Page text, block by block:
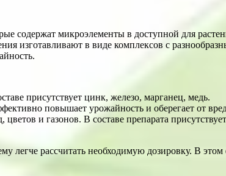
содержат микроэлементы в доступной для
изготавливают в виде комплексов с
присутствует цинк, железо, марганец, медь.
повышает урожайность и оберегает от
и газонов. В составе препарата
легче рассчитать необходимую дозировку. В